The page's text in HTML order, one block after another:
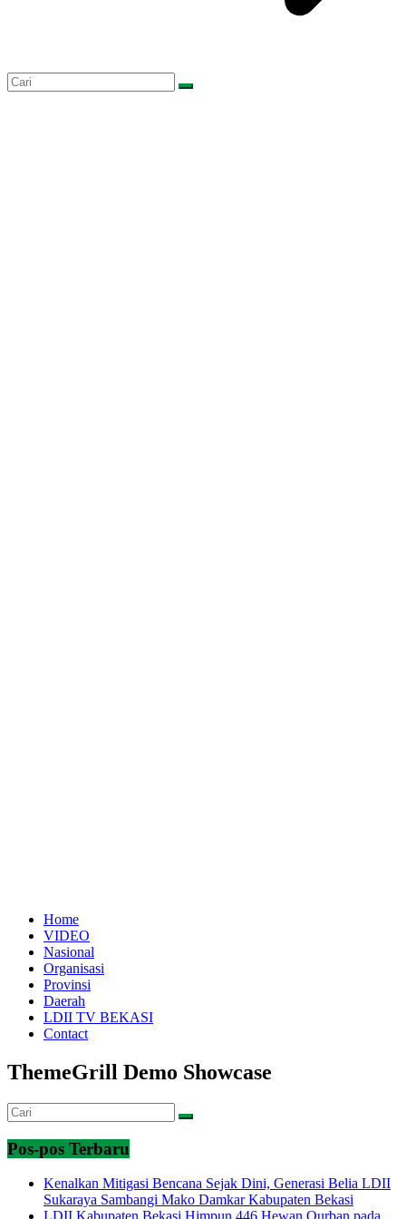
Home
VIDEO
Nasional
Organisasi
Provinsi
Daerah
LDII TV BEKASI
Contact
ThemeGrill Demo Showcase
Pos-pos Terbaru
Kenalkan Mitigasi Bencana Sejak Dini, Generasi Belia LDII
Sukaraya Sambangi Mako Damkar Kabupaten Bekasi